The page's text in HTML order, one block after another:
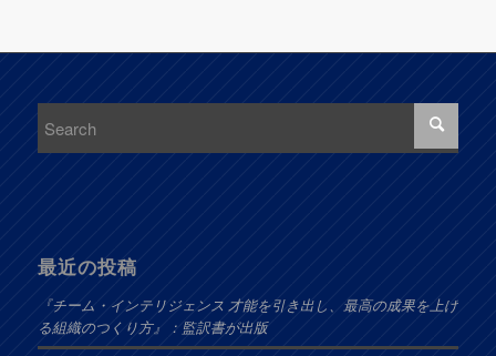
最近の投稿
『チーム・インテリジェンス 才能を引き出し、最高の成果を上げ
る組織のつくり方』：監訳書が出版